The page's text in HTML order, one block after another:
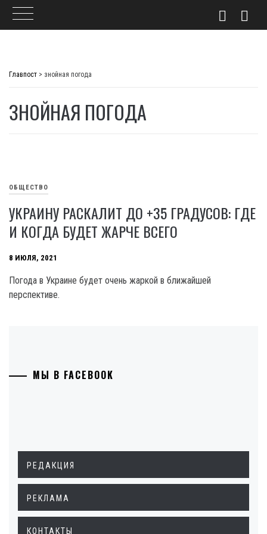
Главпост > знойная погода
ЗНОЙНАЯ ПОГОДА
ОБЩЕСТВО
УКРАИНУ РАСКАЛИТ ДО +35 ГРАДУСОВ: ГДЕ
И КОГДА БУДЕТ ЖАРЧЕ ВСЕГО
8 ИЮЛЯ, 2021
Погода в Украине будет очень жаркой в ближайшей
перспективе.
МЫ В FACEBOOK
РЕДАКЦИЯ
РЕКЛАМА
КОНТАКТЫ